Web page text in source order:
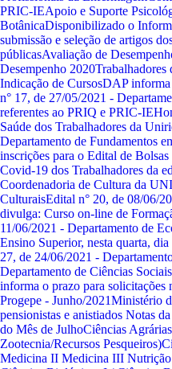
PRIC-IEApoio e Suporte
BotânicaDisponibilizado o
submissão e seleção de artigos
públicasAvaliação de
Desempenho 2020Trabalhadores
Indicação de CursosDAP informa
n° 17, de 27/05/2021 -
referentes ao PRIQ e PRIC-IE
Saúde dos Trabalhadores da
Departamento de Fundamentos
inscrições para o Edital de
Covid-19 dos Trabalhadores da
Coordenadoria de Cultura da
CulturaisEdital n° 20, de 08/06/
divulga: Curso on-line de
11/06/2021 - Departamento de
Ensino Superior, nesta quarta,
27, de 24/06/2021 -
Departamento de Ciências Sociais
informa o prazo para solicitações
Progepe - Junho/2021Ministério
pensionistas e anistiados Notas
do Mês de JulhoCiências
Zootecnia/Recursos Pesqueiros)
Medicina II Medicina III